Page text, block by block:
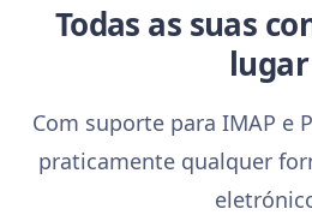
Todas as suas
lugar
Com suporte para IMAP e
praticamente qualquer